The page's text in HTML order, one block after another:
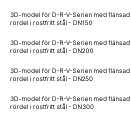
3D-model för D-R-V-Serien med flänsad
rördel i rostfritt stål - DN150
3D-model för D-R-V-Serien med flänsad
rördel i rostfritt stål - DN200
3D-model för D-R-V-Serien med flänsad
rördel i rostfritt stål - DN250
3D-model för D-R-V-Serien med flänsad
rördel i rostfritt stål - DN300